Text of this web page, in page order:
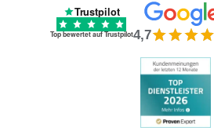
Trustpilot
Top bewertet auf Trustpilot4,7